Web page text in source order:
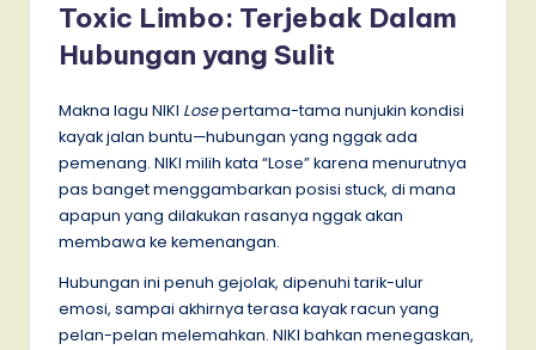
Toxic Limbo: Terjebak Dalam
Hubungan yang Sulit
Makna lagu NIKI Losepertama-tama nunjukin kondisi
kayak jalan buntu—hubungan yang nggak ada
pemenang. NIKI milih kata “Lose” karena menurutnya
pas banget menggambarkan posisi stuck, di mana
apapun yang dilakukan rasanya nggak akan
membawa ke kemenangan.
Hubungan ini penuh gejolak, dipenuhi tarik-ulur
emosi, sampai akhirnya terasa kayak racun yang
pelan-pelan melemahkan. NIKI bahkan menegaskan,